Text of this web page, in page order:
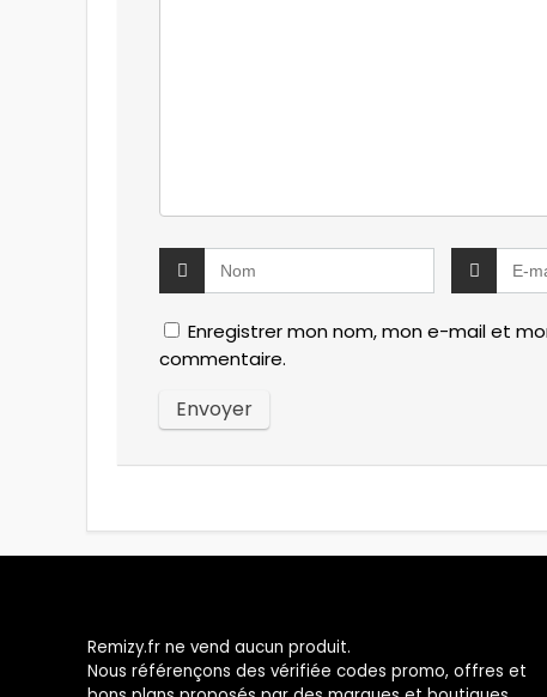
Enregistrer mon nom, mon e-mail et
commentaire.
Remizy.fr ne vend aucun produit.
Nous référençons des vérifiée codes promo, offres et